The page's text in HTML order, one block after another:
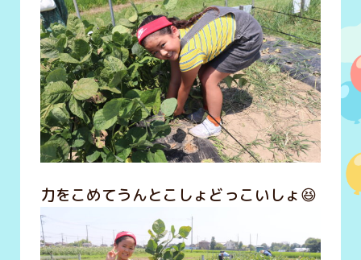
力をこめてうんとこしょどっこいしょ😆